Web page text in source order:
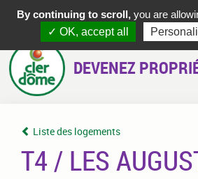
DEVENEZ
Liste des logements
T4 / LES
By continuing to scroll, you are
✓ OK, accept all